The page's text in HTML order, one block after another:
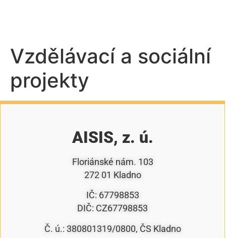
Vzdělávací a sociální
projekty
AISIS, z. ú.
Floriánské nám. 103
272 01 Kladno
IČ: 67798853
DIČ: CZ67798853
Č. ú.: 380801319/0800, ČS Kladno